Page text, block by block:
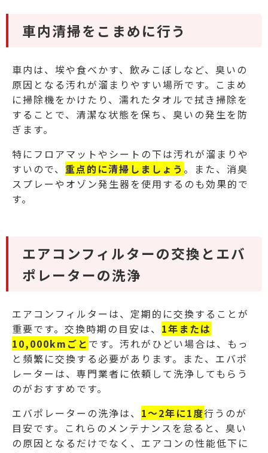
車内清掃をこまめに行う
車内は、埃や食べかす、飲みこぼしなど、臭いの
原因となる汚れが溜まりやすい場所です。こまめ
に掃除機をかけたり、濡れたタオルで拭き掃除を
することで、清潔な状態を保ち、臭いの発生を防
ぎます。
特にフロアマットやシートの下は汚れが溜まりや
すいので、 重点的に清掃しましょう 。また、消臭
スプレーやオゾン発生器を使用するのも効果的で
す。
エアコンフィルターの交換とエバ
ポレーターの洗浄
エアコンフィルターは、定期的に交換することが
重要です。交換時期の目安は、 1年または
10,000kmごと です。汚れがひどい場合は、もっ
と頻繁に交換する必要があります。また、エバポ
レーターは、専門業者に依頼して洗浄してもらう
のがおすすめです。
エバポレーターの洗浄は、 1～2年に1度行うのが
目安です。これらのメンテナンスを怠ると、臭い
の原因となるだけでなく、エアコンの性能低下に